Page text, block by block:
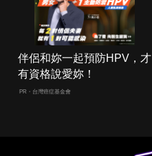
伴侶和妳一起預防HPV，才
有資格說愛妳！
PR・台灣癌症基金會